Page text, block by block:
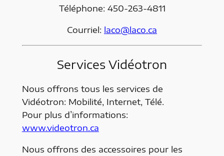
Téléphone: 450-263-4811
Courriel: laco@laco.ca
Services Vidéotron
Nous offrons tous les services de
Vidéotron: Mobilité, Internet, Télé.
Pour plus d’informations:
www.videotron.ca
Nous offrons des accessoires pour les